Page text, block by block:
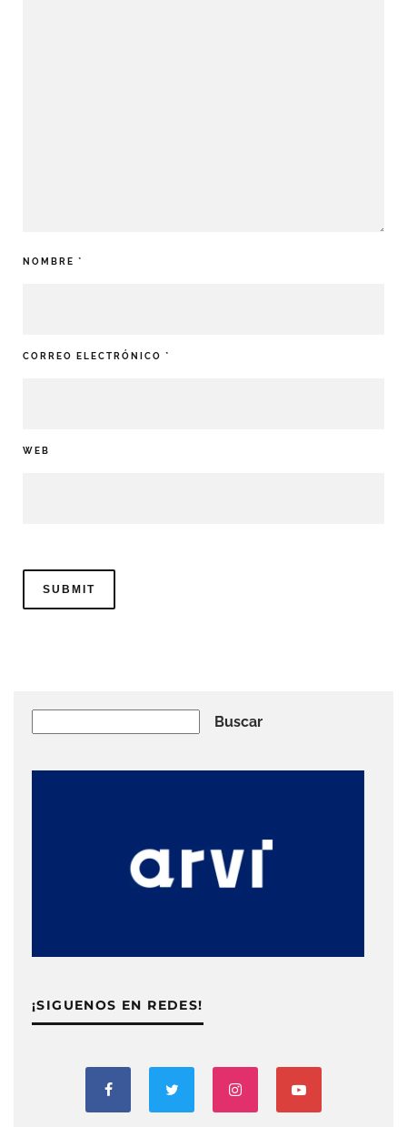
NOMBRE *
CORREO ELECTRÓNICO *
WEB
Buscar
¡SIGUENOS EN REDES!